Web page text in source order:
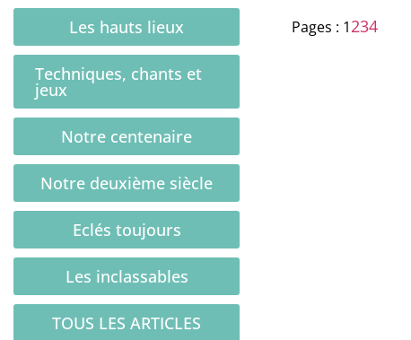
Les hauts lieux
Techniques, chants et
jeux
Notre centenaire
Notre deuxième siècle
Eclés toujours
Les inclassables
TOUS LES ARTICLES
Pages : 1234